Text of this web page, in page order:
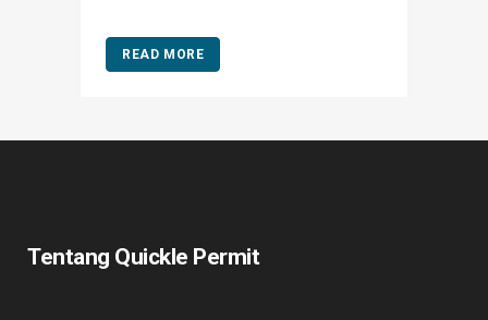
READ MORE
Tentang Quickle Permit